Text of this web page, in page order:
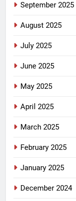
September 2025
August 2025
July 2025
June 2025
May 2025
April 2025
March 2025
February 2025
January 2025
December 2024